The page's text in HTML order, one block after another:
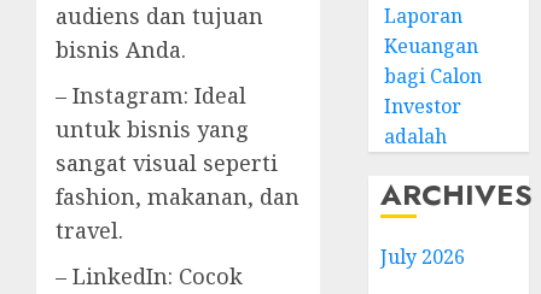
audiens dan tujuan
bisnis Anda.
– Instagram: Ideal
untuk bisnis yang
sangat visual seperti
fashion, makanan, dan
travel.
– LinkedIn: Cocok
Laporan
Keuangan
bagi Calon
Investor
adalah
ARCHIVES
July 2026